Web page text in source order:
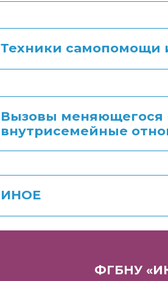
Техники самопомощи
Вызовы меняющегося
внутрисемейные
ИНОЕ
ФГБНУ